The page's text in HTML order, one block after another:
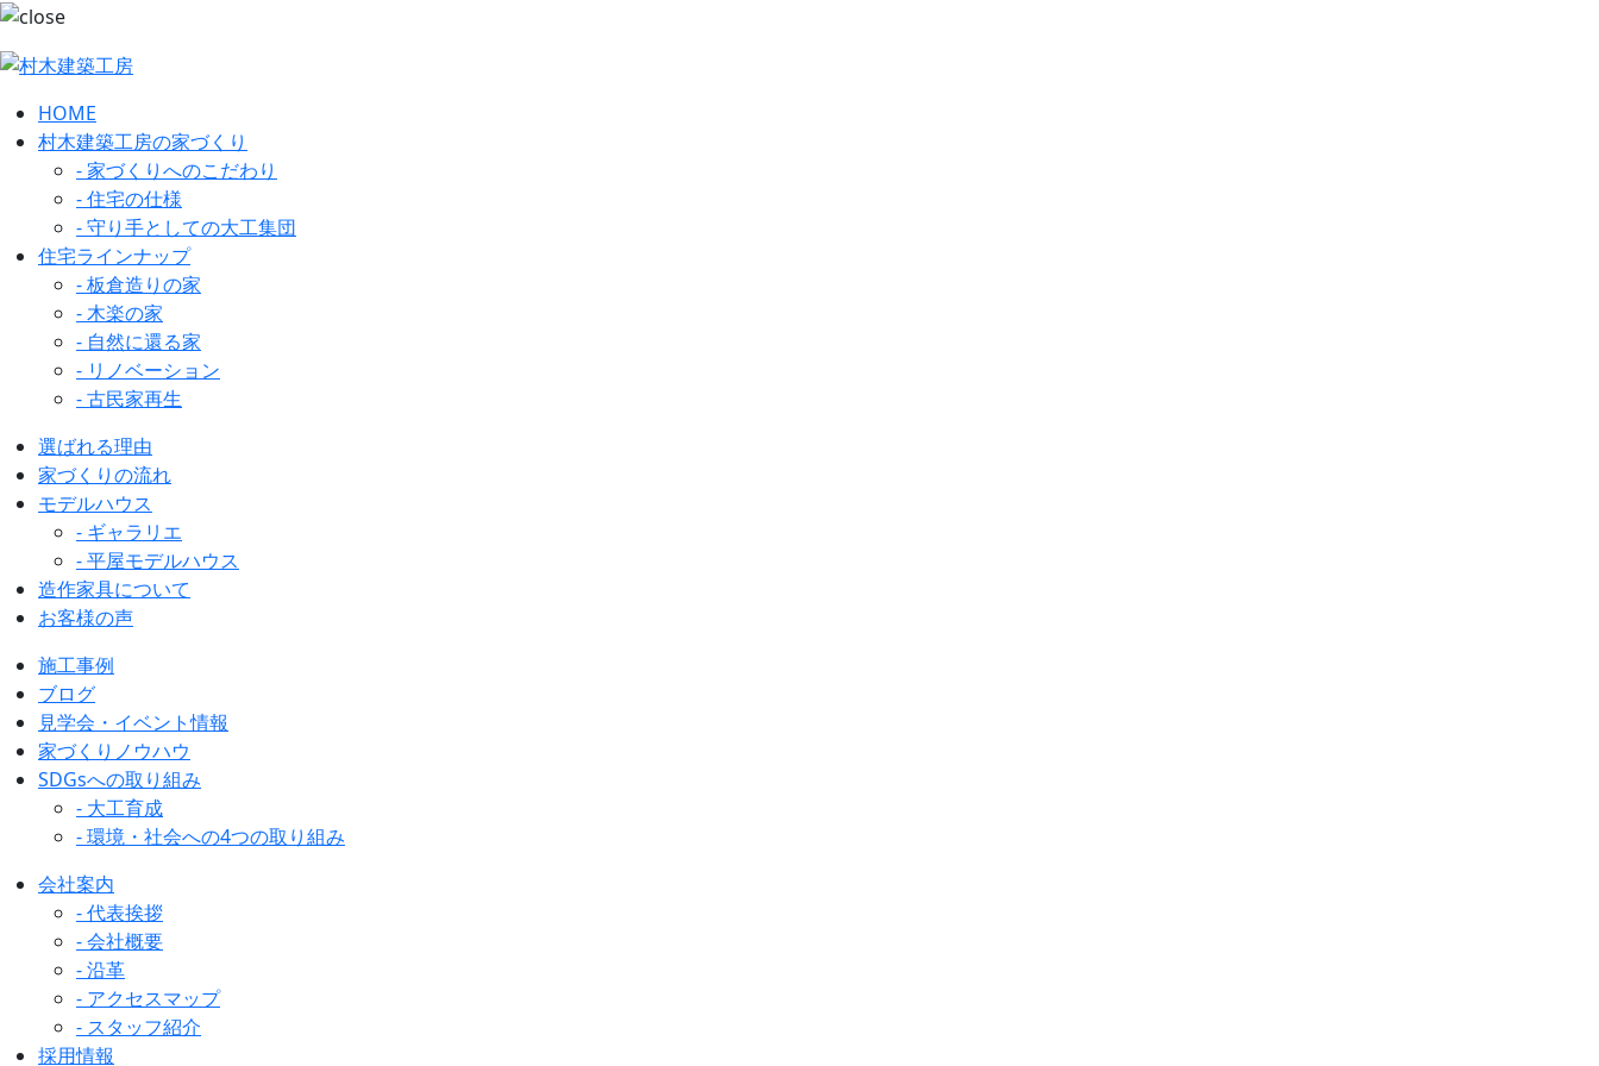
HOME
村木建築工房の家づくり
- 家づくりへのこだわり
- 住宅の仕様
- 守り手としての大工集団
住宅ラインナップ
- 板倉造りの家
- 木楽の家
- 自然に還る家
- リノベーション
- 古民家再生
選ばれる理由
家づくりの流れ
モデルハウス
- ギャラリエ
- 平屋モデルハウス
造作家具について
お客様の声
施工事例
ブログ
見学会・イベント情報
家づくりノウハウ
SDGsへの取り組み
- 大工育成
- 環境・社会への4つの取り組み
会社案内
- 代表挨拶
- 会社概要
- 沿革
- アクセスマップ
- スタッフ紹介
採用情報